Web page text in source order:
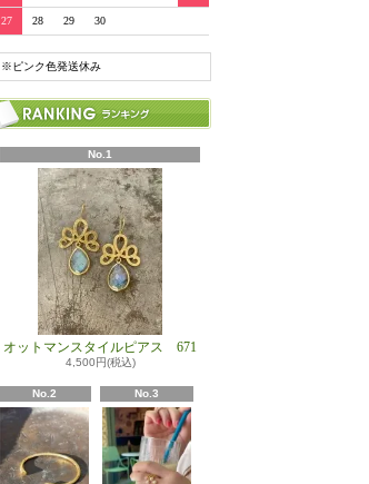
27 28 29 30
※ピンク色発送休み
No.1
オットマンスタイルピアス 671
4,500円(税込)
No.2 No.3